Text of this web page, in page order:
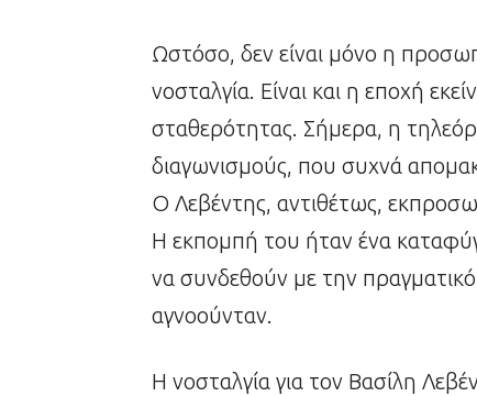
Ωστόσο, δεν είναι μόνο η
νοσταλγία. Είναι και η εποχή
σταθερότητας. Σήμερα, η
διαγωνισμούς, που συχνά
Ο Λεβέντης, αντιθέτως,
Η εκπομπή του ήταν ένα
να συνδεθούν με την
αγνοούνταν.
Η νοσταλγία για τον Βασίλη